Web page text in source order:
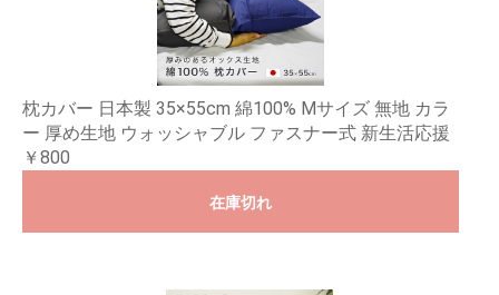
枕カバー 日本製 35×55cm 綿100% Mサイズ 無地 カラ
ー 厚め生地 ウォッシャブル ファスナー式 新生活応援
￥800
在庫切れ